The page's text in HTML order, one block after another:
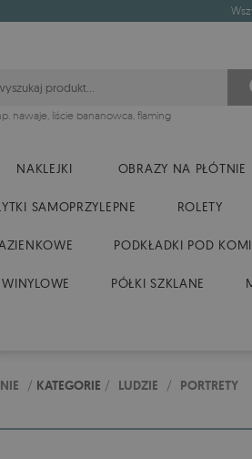
hawaje, liście bananowca, flaming
NAKLEJKI OBRAZY NA PŁÓTNIE
SAMOPRZYLEPNE ROLETY
PODKŁADKI POD
PÓŁKI SZKLANE
/ KATEGORIE / LUDZIE / PORTRETY